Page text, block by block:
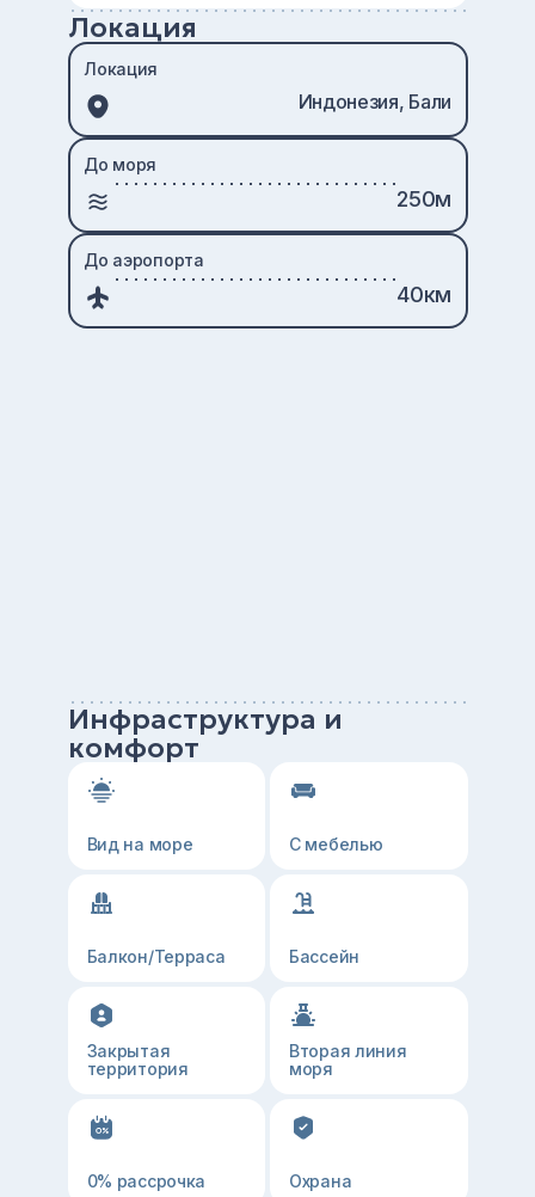
Локация
Локация
Индонезия, Бали
До моря
250м
До аэропорта
40км
Инфраструктура и
комфорт
Вид на море С мебелью
Балкон/Терраса Бассейн
Закрытая
территория
Вторая линия
моря
0% рассрочка Охрана